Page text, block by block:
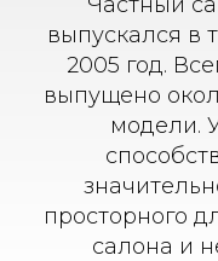
выпускался в
2005 год.
выпущено
модели.
просторного
салона и